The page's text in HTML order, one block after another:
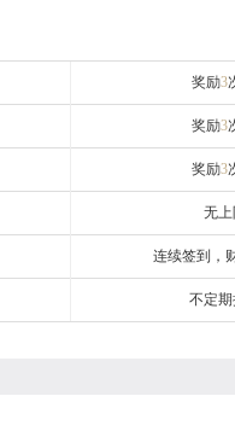
奖励3
奖励3
奖励3
无
连续签到，
不定